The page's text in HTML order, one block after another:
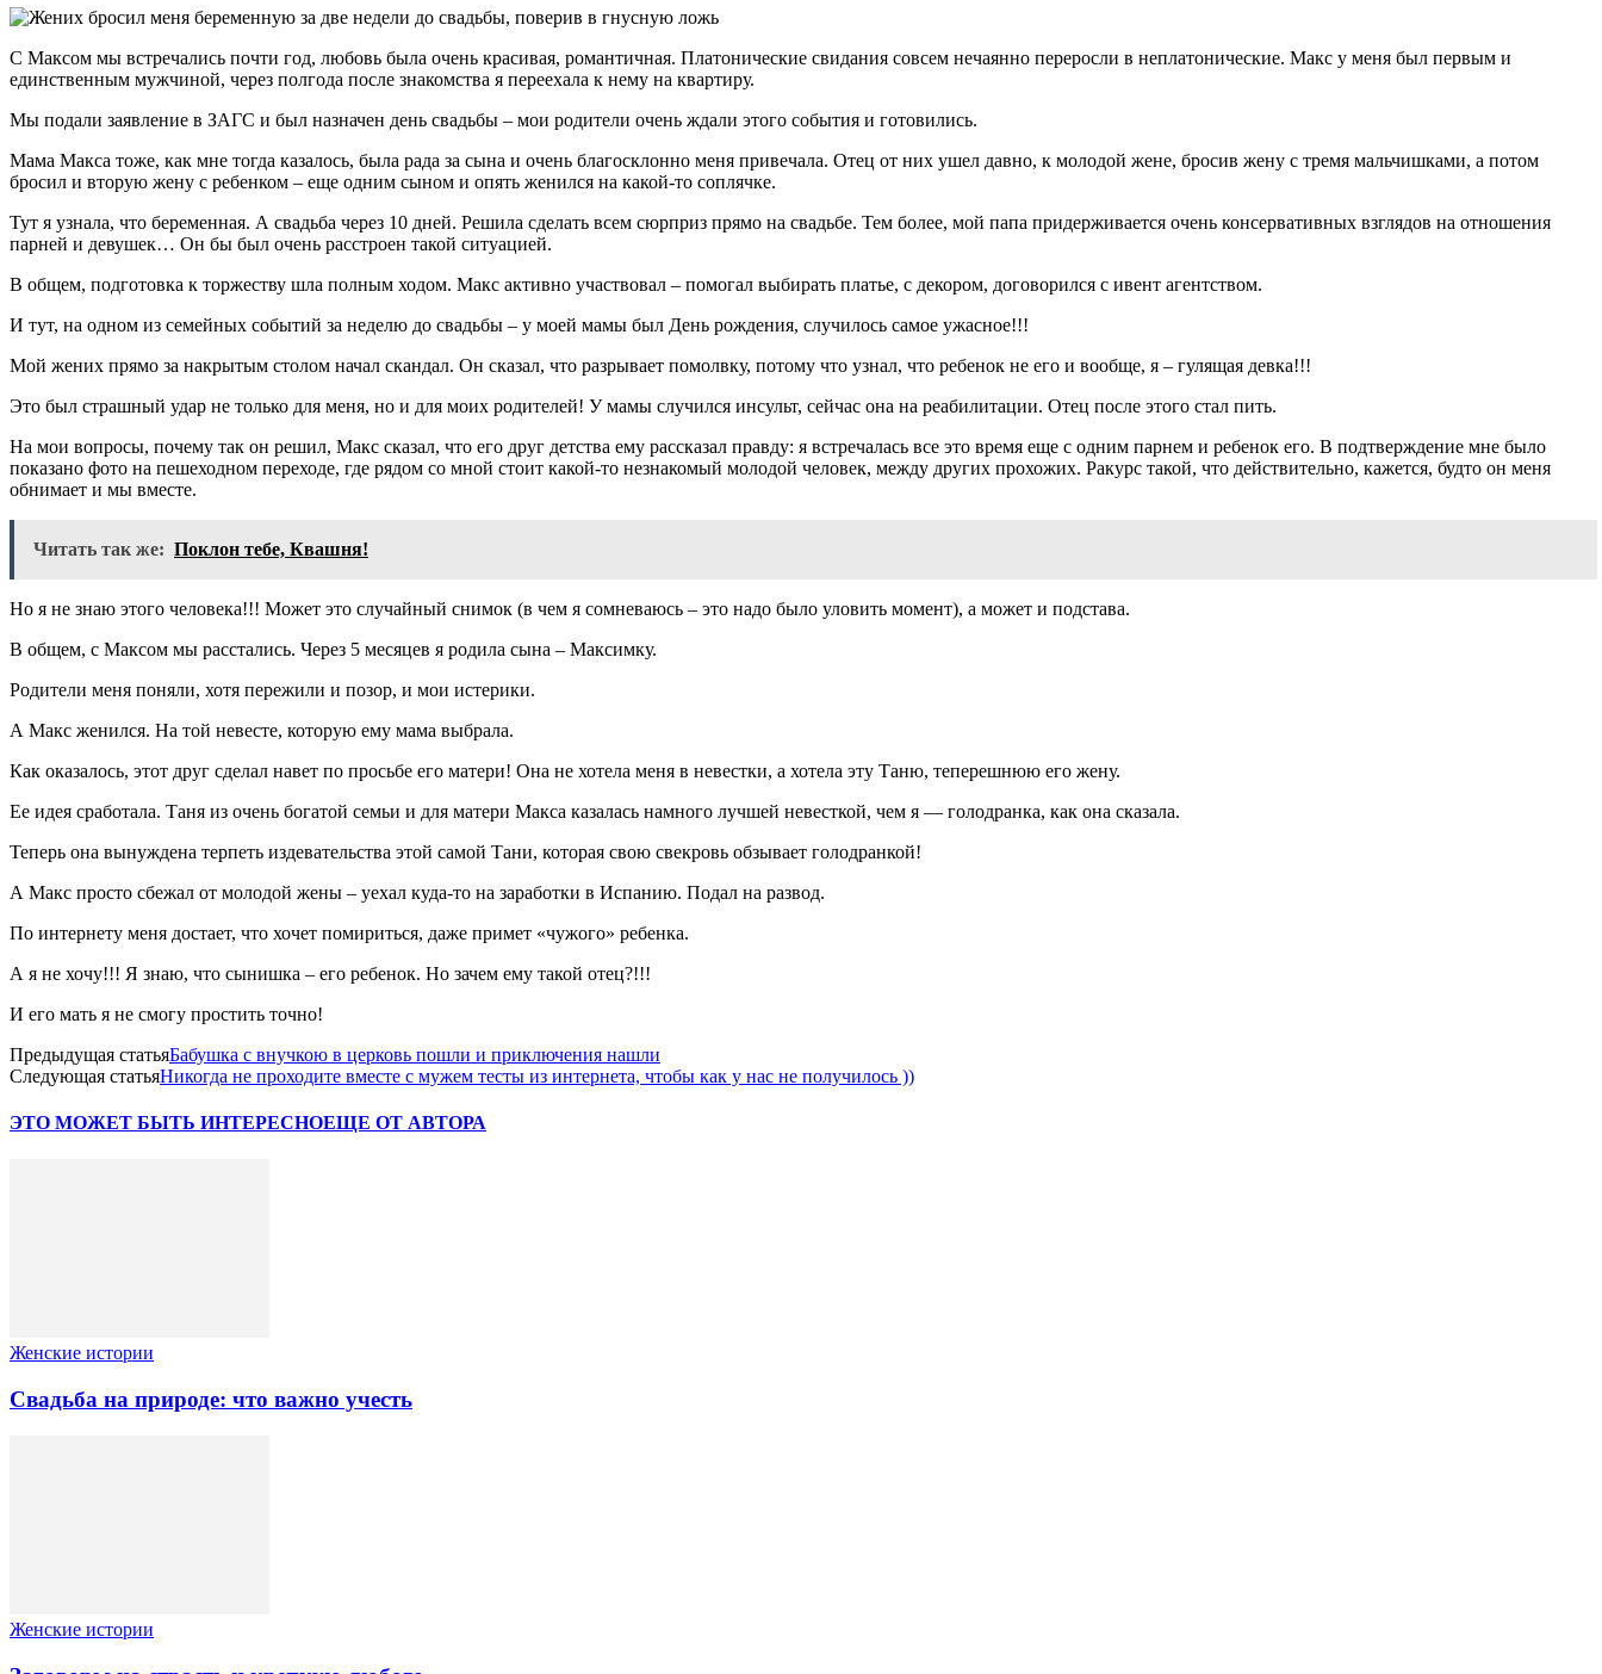
С Максом мы встречались почти год, любовь была очень красивая, романтичная. Платонические свидания совсем нечаянно переросли в неплатонические. Макс у меня был первым и
единственным мужчиной, через полгода после знакомства я переехала к нему на квартиру.
Мы подали заявление в ЗАГС и был назначен день свадьбы – мои родители очень ждали этого события и готовились.
Мама Макса тоже, как мне тогда казалось, была рада за сына и очень благосклонно меня привечала. Отец от них ушел давно, к молодой жене, бросив жену с тремя мальчишками, а потом
бросил и вторую жену с ребенком – еще одним сыном и опять женился на какой-то соплячке.
Тут я узнала, что беременная. А свадьба через 10 дней. Решила сделать всем сюрприз прямо на свадьбе. Тем более, мой папа придерживается очень консервативных взглядов на отношения
парней и девушек… Он бы был очень расстроен такой ситуацией.
В общем, подготовка к торжеству шла полным ходом. Макс активно участвовал – помогал выбирать платье, с декором, договорился с ивент агентством.
И тут, на одном из семейных событий за неделю до свадьбы – у моей мамы был День рождения, случилось самое ужасное!!!
Мой жених прямо за накрытым столом начал скандал. Он сказал, что разрывает помолвку, потому что узнал, что ребенок не его и вообще, я – гулящая девка!!!
Это был страшный удар не только для меня, но и для моих родителей! У мамы случился инсульт, сейчас она на реабилитации. Отец после этого стал пить.
На мои вопросы, почему так он решил, Макс сказал, что его друг детства ему рассказал правду: я встречалась все это время еще с одним парнем и ребенок его. В подтверждение мне было
показано фото на пешеходном переходе, где рядом со мной стоит какой-то незнакомый молодой человек, между других прохожих. Ракурс такой, что действительно, кажется, будто он меня
обнимает и мы вместе.
Читать так же: Поклон тебе, Квашня!
Но я не знаю этого человека!!! Может это случайный снимок (в чем я сомневаюсь – это надо было уловить момент), а может и подстава.
В общем, с Максом мы расстались. Через 5 месяцев я родила сына – Максимку.
Родители меня поняли, хотя пережили и позор, и мои истерики.
А Макс женился. На той невесте, которую ему мама выбрала.
Как оказалось, этот друг сделал навет по просьбе его матери! Она не хотела меня в невестки, а хотела эту Таню, теперешнюю его жену.
Ее идея сработала. Таня из очень богатой семьи и для матери Макса казалась намного лучшей невесткой, чем я — голодранка, как она сказала.
Теперь она вынуждена терпеть издевательства этой самой Тани, которая свою свекровь обзывает голодранкой!
А Макс просто сбежал от молодой жены – уехал куда-то на заработки в Испанию. Подал на развод.
По интернету меня достает, что хочет помириться, даже примет «чужого» ребенка.
А я не хочу!!! Я знаю, что сынишка – его ребенок. Но зачем ему такой отец?!!!
И его мать я не смогу простить точно!
Предыдущая статьяБабушка с внучкою в церковь пошли и приключения нашли
Следующая статьяНикогда не проходите вместе с мужем тесты из интернета, чтобы как у нас не получилось ))
ЭТО МОЖЕТ БЫТЬ ИНТЕРЕСНОЕЩЕ ОТ АВТОРА
Женские истории
Свадьба на природе: что важно учесть
Женские истории